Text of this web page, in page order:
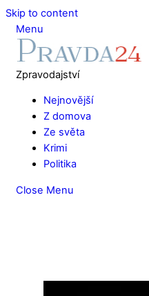
Skip to content
Menu
Zpravodajství
Nejnovější
Z domova
Ze světa
Krimi
Politika
Close Menu